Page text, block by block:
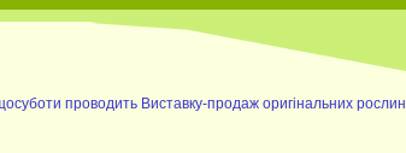
проводить Виставку-продаж оригінальних рослин